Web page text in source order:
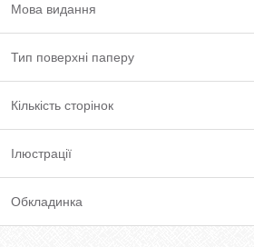
Мова видання
Тип поверхні паперу
Кількість сторінок
Ілюстрації
Обкладинка